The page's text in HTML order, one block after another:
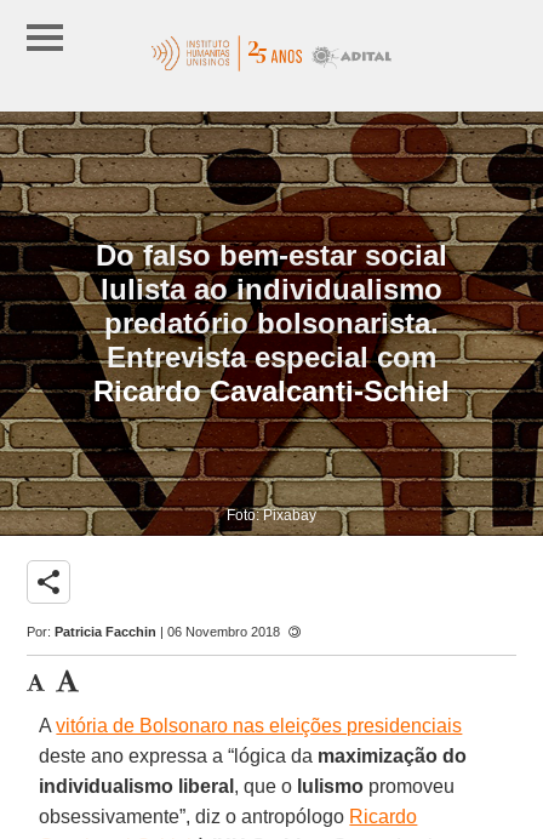
Do falso bem-estar social
lulista ao individualismo
predatório bolsonarista.
Entrevista especial com
Ricardo Cavalcanti-Schiel
Foto: Pixabay
share
Por:Patricia Facchin | 06 Novembro 2018
Avitória de Bolsonaro nas eleições presidenciais
deste ano expressa a “lógica da maximização do
individualismo liberal , que o lulismo promoveu
obsessivamente”, diz o antropólogo Ricardo